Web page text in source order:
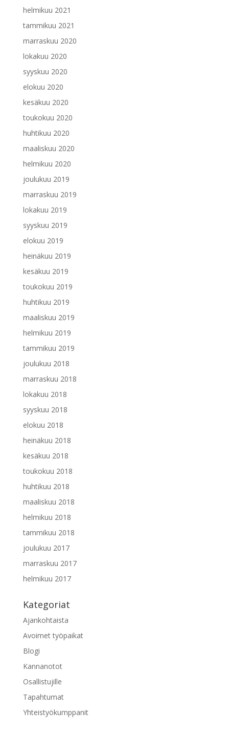
helmikuu 2021
tammikuu 2021
marraskuu 2020
lokakuu 2020
syyskuu 2020
elokuu 2020
kesäkuu 2020
toukokuu 2020
huhtikuu 2020
maaliskuu 2020
helmikuu 2020
joulukuu 2019
marraskuu 2019
lokakuu 2019
syyskuu 2019
elokuu 2019
heinäkuu 2019
kesäkuu 2019
toukokuu 2019
huhtikuu 2019
maaliskuu 2019
helmikuu 2019
tammikuu 2019
joulukuu 2018
marraskuu 2018
lokakuu 2018
syyskuu 2018
elokuu 2018
heinäkuu 2018
kesäkuu 2018
toukokuu 2018
huhtikuu 2018
maaliskuu 2018
helmikuu 2018
tammikuu 2018
joulukuu 2017
marraskuu 2017
helmikuu 2017
Kategoriat
Ajankohtaista
Avoimet työpaikat
Blogi
Kannanotot
Osallistujille
Tapahtumat
Yhteistyökumppanit